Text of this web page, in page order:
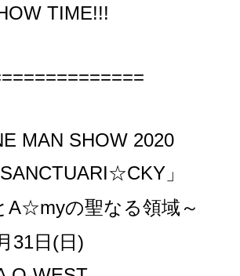
TIME!!!
MAN SHOW 2020
」
A☆myの聖なる領域～
31日(日)